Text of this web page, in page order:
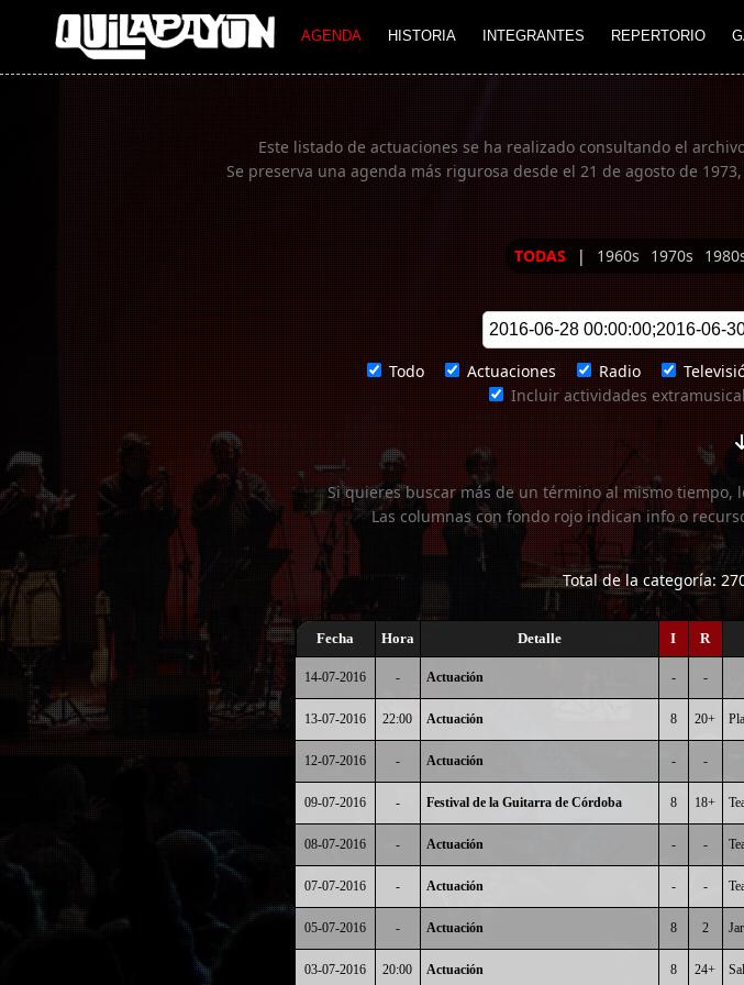
AGENDA HISTORIA INTEGRANTES REPERTORIO
Imagen 01
Este listado de actuaciones se ha realizado consultando el
Se preserva una agenda más rigurosa desde el 21 de agosto de
TODAS | 1960s 1970s
Todo Actuaciones Radio
Incluir actividades
Si quieres buscar más de un término al mismo tiempo,
Las columnas con fondo rojo indican info o
Total de la categoría:
Fecha Hora Detalle I R
14-07-2016 - Actuación - -
13-07-2016 22:00 Actuación 8 20+
12-07-2016 - Actuación - -
09-07-2016 - Festival de la Guitarra de Córdoba 8 18+
08-07-2016 - Actuación - -
07-07-2016 - Actuación - -
05-07-2016 - Actuación 8 2
03-07-2016 20:00 Actuación 8 24+